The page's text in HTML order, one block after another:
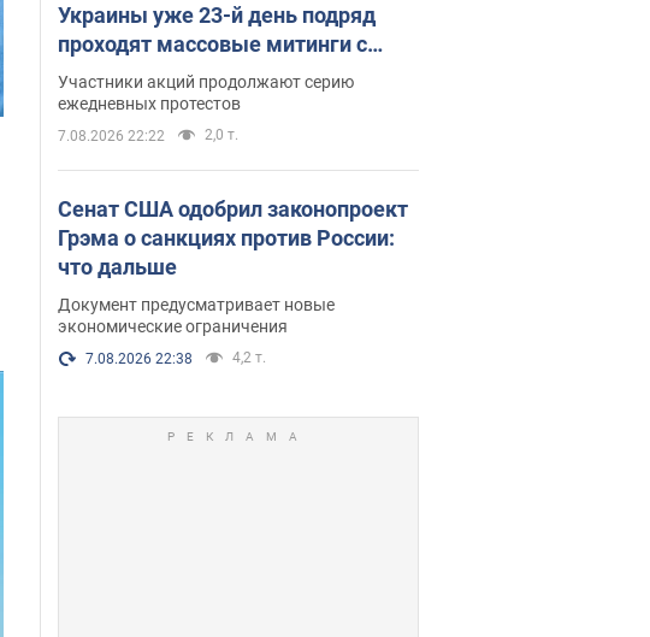
Украины уже 23-й день подряд
проходят массовые митинги с
плакатами. Фото и видео
Участники акций продолжают серию
ежедневных протестов
7.08.2026 22:22 2,0 т.
Сенат США одобрил законопроект
Грэма о санкциях против России:
что дальше
Документ предусматривает новые
экономические ограничения
7.08.2026 22:38 4,2 т.